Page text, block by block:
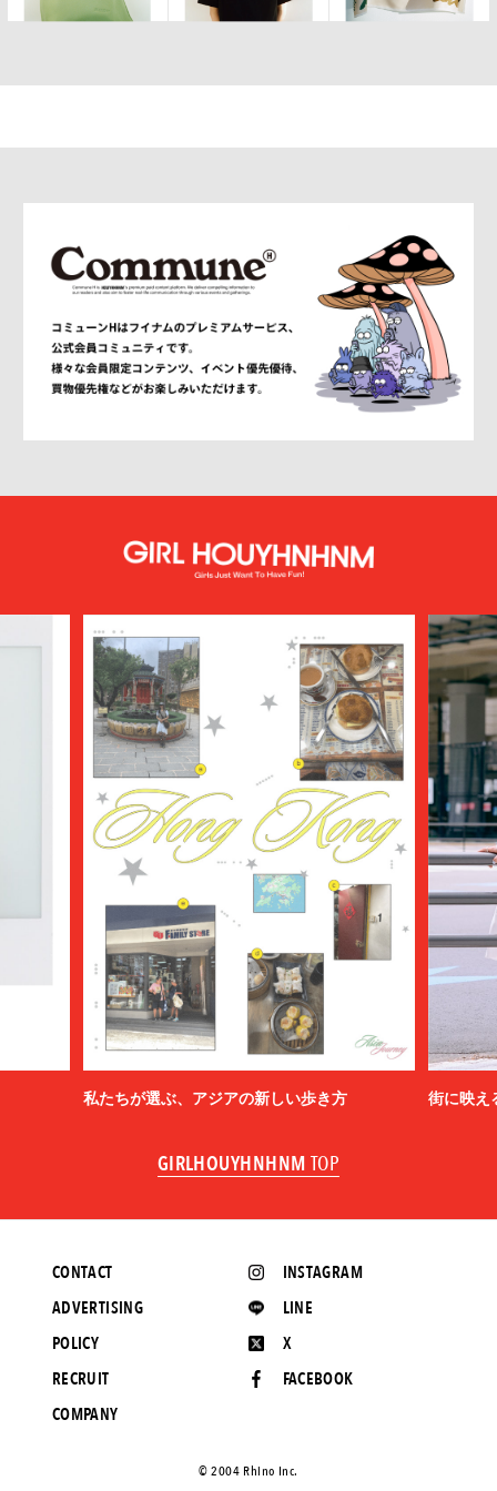
私たちが選ぶ、アジアの新しい歩き方 街に映え
GIRLHOUYHNHNM TOP
INSTAGRAM
LINE
X
FACEBOOK
CONTACT
ADVERTISING
POLICY
RECRUIT
COMPANY
©️ 2004 Rhino Inc.